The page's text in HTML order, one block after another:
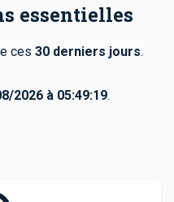
essentielles
ces 30 derniers jours.
2026 à 05:49:19.